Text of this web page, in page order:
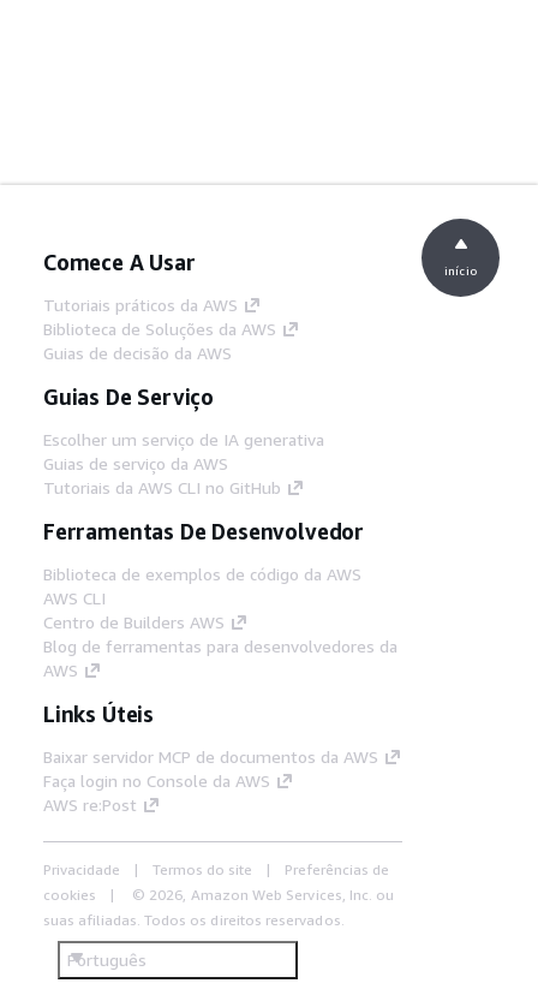
Comece A Usar
Tutoriais práticos da AWS
Biblioteca de Soluções da AWS
Guias de decisão da AWS
Guias De Serviço
Escolher um serviço de IA generativa
Guias de serviço da AWS
Tutoriais da AWS CLI no GitHub
Ferramentas De Desenvolvedor
Biblioteca de exemplos de código da AWS
AWS CLI
Centro de Builders AWS
Blog de ferramentas para desenvolvedores da
AWS
Links Úteis
Baixar servidor MCP de documentos da AWS
Faça login no Console da AWS
AWS re:Post
Privacidade Termos do site
Preferências de
cookies
© 2026, Amazon Web Services, Inc. ou
suas afiliadas. Todos os direitos reservados.
Português
início